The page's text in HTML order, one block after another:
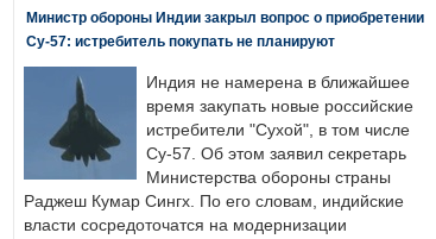
Министр обороны Индии закрыл вопрос о приобретении
Су-57: истребитель покупать не планируют
Индия не намерена в ближайшее
время закупать новые российские
истребители "Сухой", в том числе
Су-57. Об этом заявил секретарь
Министерства обороны страны
Раджеш Кумар Сингх. По его словам, индийские
власти сосредоточатся на модернизации